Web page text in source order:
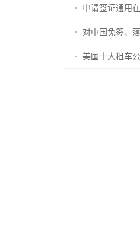
申请签证通用
对中国免签、
美国十大租车